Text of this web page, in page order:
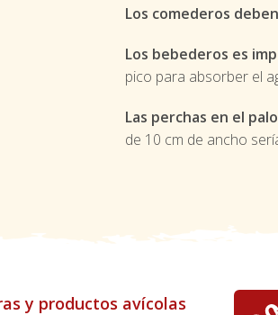
Los comederos
Los bebederos es
pico para absorber el
Las perchas en el
de 10 cm de ancho
y productos avícolas